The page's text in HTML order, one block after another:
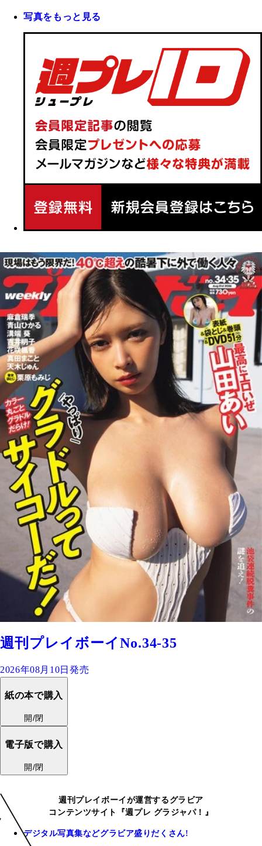
写真をもっと見る
週刊プレイボーイNo.34-35
2026年08月10日発売
紙の本で購入
開/閉
電子版で購入
開/閉
週刊プレイボーイが運営するグラビア
コンテンツサイト『週プレ グラジャパ！』
デジタル写真集などグラビア盛りだくさん!